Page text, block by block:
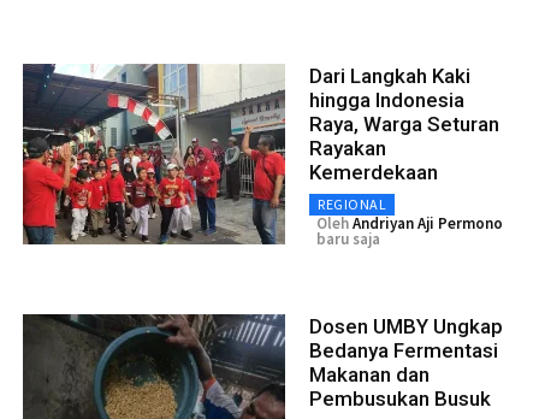
Dari Langkah Kaki
hingga Indonesia
Raya, Warga Seturan
Rayakan
Kemerdekaan
REGIONAL
OlehAndriyan Aji Permono
baru saja
Dosen UMBY Ungkap
Bedanya Fermentasi
Makanan dan
Pembusukan Busuk